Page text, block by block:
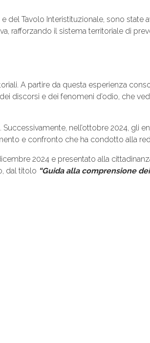
del Tavolo Interistituzionale, sono state
rafforzando il sistema territoriale di
A partire da questa esperienza
discorsi e dei fenomeni d’odio, che
nell’ottobre 2024, gli
e confronto che ha condotto alla
2024 e presentato alla
dal titolo “Guida alla comprensione